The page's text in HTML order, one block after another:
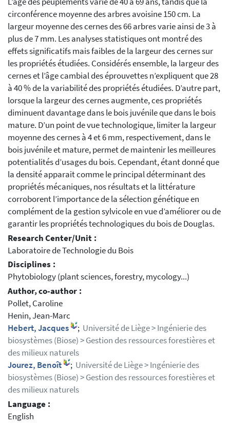
circonférence moyenne des arbres avoisine 150 cm. La
largeur moyenne des cernes des 66 arbres varie ainsi de 3 à
plus de 7 mm. Les analyses statistiques ont montré des
effets significatifs mais faibles de la largeur des cernes sur
les propriétés étudiées. Considérés ensemble, la largeur des
cernes et l’âge cambial des éprouvettes n’expliquent que 28
à 40 % de la variabilité des propriétés étudiées. D’autre part,
lorsque la largeur des cernes augmente, ces propriétés
diminuent davantage dans le bois juvénile que dans le bois
mature. D’un point de vue technologique, limiter la largeur
moyenne des cernes à 4 et 6 mm, respectivement, dans le
bois juvénile et mature, permet de maintenir les meilleures
potentialités d’usages du bois. Cependant, étant donné que
la densité apparait comme le principal déterminant des
propriétés mécaniques, nos résultats et la littérature
corroborent l’importance de la sélection génétique en
complément de la gestion sylvicole en vue d’améliorer ou de
garantir les propriétés technologiques du bois de Douglas.
Research Center/Unit :
Laboratoire de Technologie du Bois
Disciplines :
Phytobiology (plant sciences, forestry, mycology...)
Author, co-author :
Pollet, Caroline
Henin, Jean-Marc
Hebert, Jacques
; Université de Liège > Ingénierie des
biosystèmes (Biose) > Gestion des ressources forestières et
des milieux naturels
Jourez, Benoît
; Université de Liège > Ingénierie des
biosystèmes (Biose) > Gestion des ressources forestières et
des milieux naturels
Language :
English